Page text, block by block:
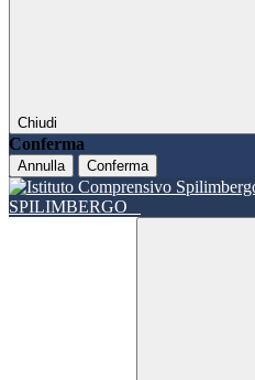
Chiudi
Conferma
Annulla Conferma
SPILIMBERGO